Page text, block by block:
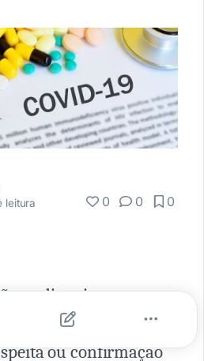
leitura 0 0 0
as diretrizes
tratamento de
ou confirmação